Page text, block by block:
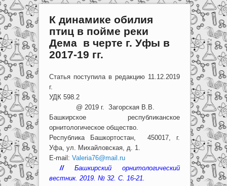
К динамике обилия
птиц в пойме реки
Дема в черте г. Уфы в
2017-19 гг.
Статья поступила в редакцию 11.12.2019
г.
УДК 598.2
@ 2019 г. Загорская В.В.
Башкирское республиканское
орнитологическое общество.
Республика Башкортостан, 450017, г.
Уфа, ул. Михайловская, д. 1.
E-mail: Valeria76@mail.ru
// Башкирский орнитологический
вестник. 2019. № 32. С. 16-21.